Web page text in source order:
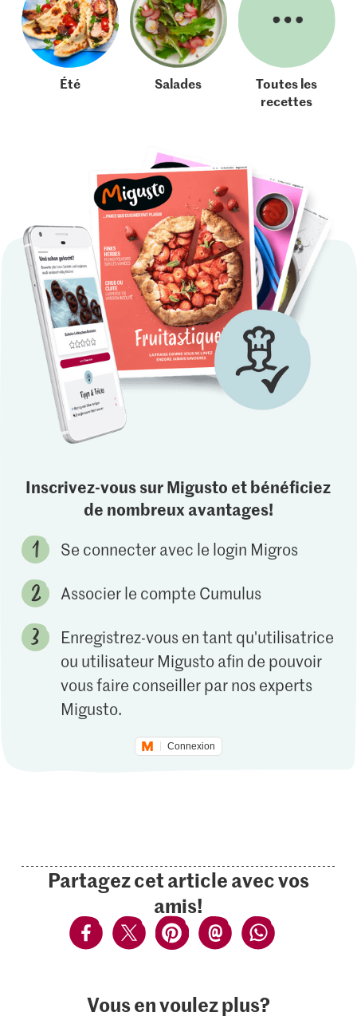
Été Salades
Toutes les
recettes
Inscrivez-vous sur Migusto et bénéficiez
de nombreux avantages!
Se connecter avec le login Migros
Associer le compte Cumulus
Enregistrez-vous en tant qu'utilisatrice
ou utilisateur Migusto afin de pouvoir
vous faire conseiller par nos experts
Migusto.
Connexion
Partagez cet article avec vos
amis!
Vous en voulez plus?